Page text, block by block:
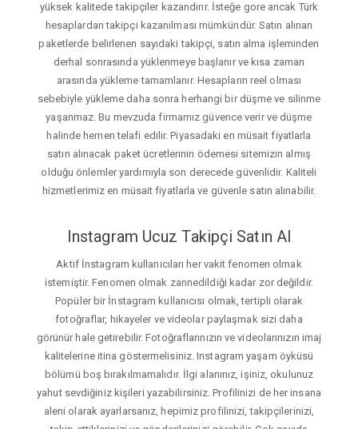
yüksek kalitede takipçiler kazandırır. İsteğe gore ancak Türk
hesaplardan takipçi kazanılması mümkündür. Satın alınan
paketlerde belirlenen sayıdaki takipçi, satın alma işleminden
derhal sonrasında yüklenmeye başlanır ve kısa zaman
arasında yükleme tamamlanır. Hesapların reel olması
sebebiyle yükleme daha sonra herhangi bir düşme ve silinme
yaşanmaz. Bu mevzuda firmamız güvence verir ve düşme
halinde hemen telafi edilir. Piyasadaki en müsait fiyatlarla
satın alınacak paket ücretlerinin ödemesi sitemizin almış
olduğu önlemler yardımıyla son derecede güvenlidir. Kaliteli
hizmetlerimiz en müsait fiyatlarla ve güvenle satın alınabilir.
Instagram Ucuz Takipçi Satın Al
Aktif İnstagram kullanıcıları her vakit fenomen olmak
istemiştir. Fenomen olmak zannedildiği kadar zor değildir.
Popüler bir İnstagram kullanıcısı olmak, tertipli olarak
fotoğraflar, hikayeler ve videolar paylaşmak sizi daha
görünür hale getirebilir. Fotoğraflarınızın ve videolarınızın imaj
kalitelerine itina göstermelisiniz. Instagram yaşam öyküsü
bölümü boş bırakılmamalıdır. İlgi alanınız, işiniz, okulunuz
yahut sevdiğiniz kişileri yazabilirsiniz. Profilinizi de her insana
aleni olarak ayarlarsanız, hepimiz profilinizi, takipçilerinizi,